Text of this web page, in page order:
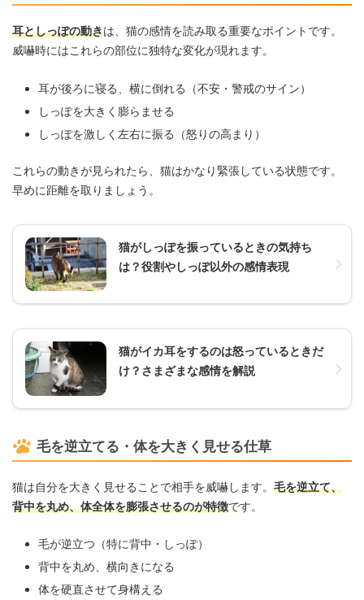
耳としっぽの動きは、猫の感情を読み取る重要なポイントです。
威嚇時にはこれらの部位に独特な変化が現れます。
耳が後ろに寝る、横に倒れる（不安・警戒のサイン）
しっぽを大きく膨らませる
しっぽを激しく左右に振る（怒りの高まり）
これらの動きが見られたら、猫はかなり緊張している状態です。
早めに距離を取りましょう。
猫がしっぽを振っているときの気持ち
は？役割やしっぽ以外の感情表現
猫がイカ耳をするのは怒っているときだ
け？さまざまな感情を解説
毛を逆立てる・体を大きく見せる仕草
猫は自分を大きく見せることで相手を威嚇します。 毛を逆立て、
背中を丸め、体全体を膨張させるのが特徴です。
毛が逆立つ（特に背中・しっぽ）
背中を丸め、横向きになる
体を硬直させて身構える